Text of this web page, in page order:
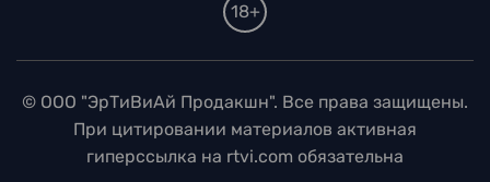
18+
© ООО "ЭрТиВиАй Продакшн". Все права защищены.
При цитировании материалов активная
гиперссылка на rtvi.com обязательна